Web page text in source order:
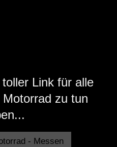
Link für alle
zu tun
- Messen